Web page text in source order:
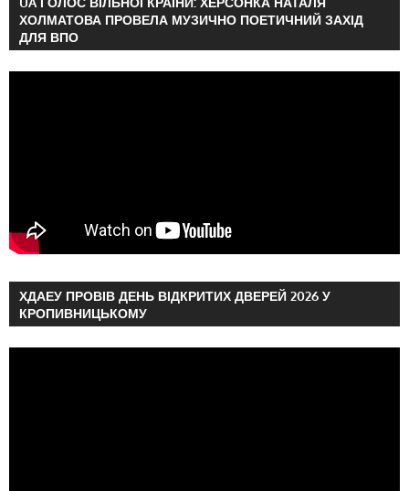
ХОЛМАТОВА ПРОВЕЛА МУЗИЧНО ПОЕТИЧНИЙ ЗАХІД
ДЛЯ ВПО
ХДАЕУ ПРОВІВ ДЕНЬ ВІДКРИТИХ ДВЕРЕЙ 2026 У
КРОПИВНИЦЬКОМУ